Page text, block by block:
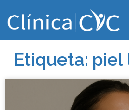
Etiqueta: piel